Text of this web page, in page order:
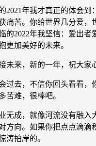
2021年我才真正的体会到
痛苦。你给世界几分爱，
的2022年我坚信：爱出者
更加美好的未来。
未来，新的一年，祝大家
过去，不信你回头看看，
苦难，很棒吧。
无成，就像河流没有融入
方向。如果你把点点滴滴
涛拍岸的。